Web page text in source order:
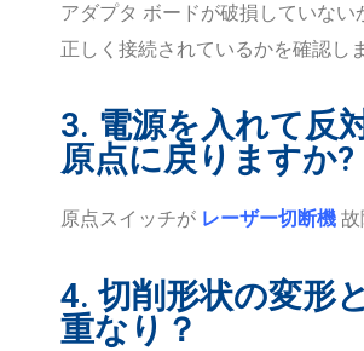
アダプタ ボードが破損していない
正しく接続されているかを確認し
3. 電源を入れて反
原点に戻りますか?
原点スイッチが レーザー切断機 故
4. 切削形状の変形
重なり？